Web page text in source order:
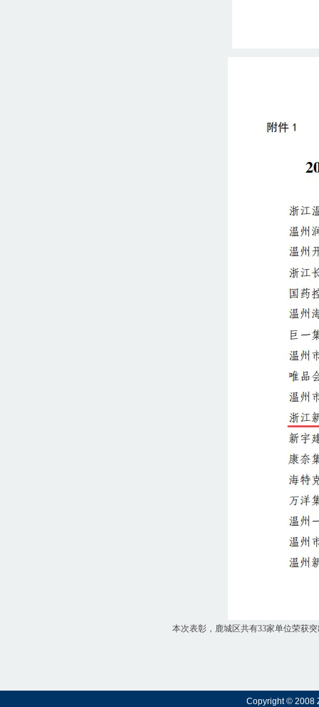
本次表彰，鹿城区共有33家单位荣获
Copyright © 2008